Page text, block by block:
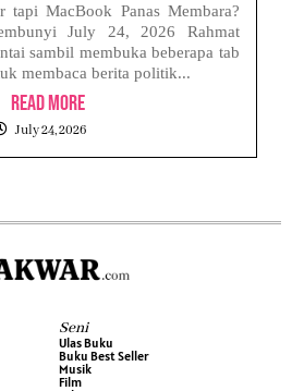
tapi MacBook Panas Membara?
July 24, 2026 Rahmat
sambil membuka beberapa tab
membaca berita politik...
Read More
July 24, 2026
Seni
Ulas Buku
Buku Best Seller
Musik
Film